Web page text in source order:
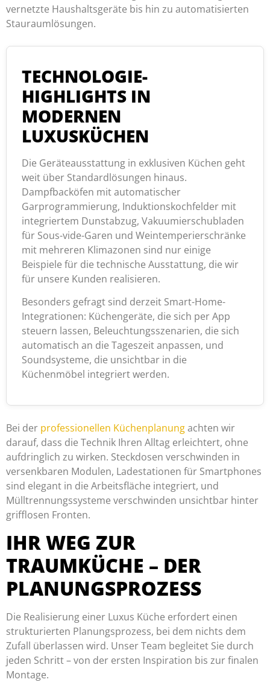
vernetzte Haushaltsgeräte bis hin zu automatisierten
Stauraumlösungen.
TECHNOLOGIE-
HIGHLIGHTS IN
MODERNEN
LUXUSKÜCHEN
Die Geräteausstattung in exklusiven Küchen geht
weit über Standardlösungen hinaus.
Dampfbacköfen mit automatischer
Garprogrammierung, Induktionskochfelder mit
integriertem Dunstabzug, Vakuumierschubladen
für Sous-vide-Garen und Weintemperierschränke
mit mehreren Klimazonen sind nur einige
Beispiele für die technische Ausstattung, die wir
für unsere Kunden realisieren.
Besonders gefragt sind derzeit Smart-Home-
Integrationen: Küchengeräte, die sich per App
steuern lassen, Beleuchtungsszenarien, die sich
automatisch an die Tageszeit anpassen, und
Soundsysteme, die unsichtbar in die
Küchenmöbel integriert werden.
Bei der professionellen Küchenplanungachten wir
darauf, dass die Technik Ihren Alltag erleichtert, ohne
aufdringlich zu wirken. Steckdosen verschwinden in
versenkbaren Modulen, Ladestationen für Smartphones
sind elegant in die Arbeitsfläche integriert, und
Mülltrennungssysteme verschwinden unsichtbar hinter
grifflosen Fronten.
IHR WEG ZUR
TRAUMKÜCHE – DER
PLANUNGSPROZESS
Die Realisierung einer Luxus Küche erfordert einen
strukturierten Planungsprozess, bei dem nichts dem
Zufall überlassen wird. Unser Team begleitet Sie durch
jeden Schritt – von der ersten Inspiration bis zur finalen
Montage.